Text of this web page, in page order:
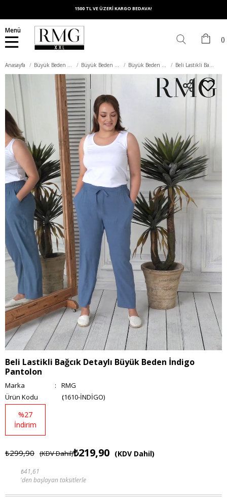
1500 TL VE ÜZERİ KARGO BEDAVA!
Menü
Anasayfa Büyük Beden Alt Giyim Büyük Beden Pantolon Büyük Beden Kumaş Pantolon Beli Lastikli Bağcık Detaylı Büyük Beden İndigo Pantolon
Beli Lastikli Bağcık Detaylı Büyük Beden İndigo
Pantolon
Marka :
RMG
(1610-İNDİGO)
%27
İndirim
₺299,90 (KDV Dahil)₺219,90 (KDV Dahil)
₺41,61
'den başlayan taksitlerle